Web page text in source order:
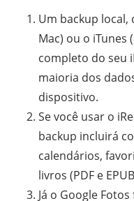
Um backup local,
Mac) ou o iTunes
completo do seu
maioria dos
dispositivo.
Se você usar o
backup incluirá
calendários,
livros (PDF e
Já o Google